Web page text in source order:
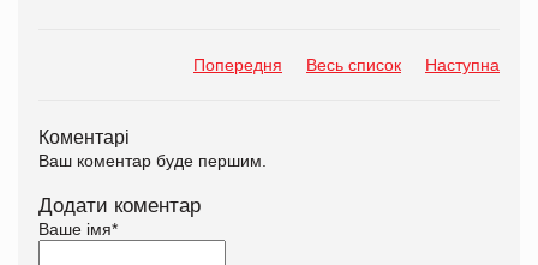
Попередня Весь список Наступна
Коментарі
Ваш коментар буде першим.
Додати коментар
Ваше імя*